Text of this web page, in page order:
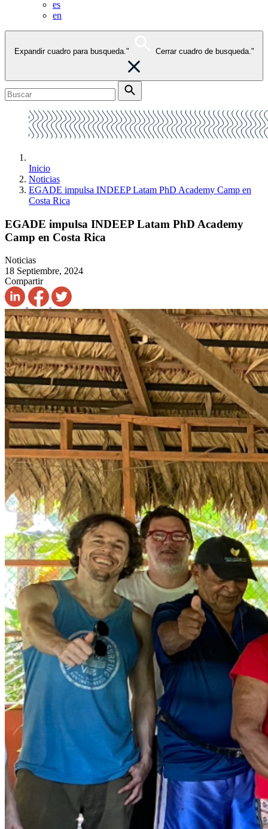
es
en
Expandir cuadro para busqueda." Cerrar cuadro de busqueda."
Inicio
Noticias
EGADE impulsa INDEEP Latam PhD Academy Camp en
Costa Rica
EGADE impulsa INDEEP Latam PhD Academy
Camp en Costa Rica
Noticias
18 Septiembre, 2024
Compartir